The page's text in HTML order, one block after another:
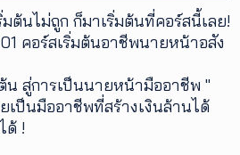
ต้นไม่ถูก ก็มาเริ่มต้นที่คอร์สนี้เลย!
คอร์สเริ่มต้นอาชีพนายหน้าอสัง
น สู่การเป็นนายหน้ามืออาชีพ "
ป็นมืออาชีพที่สร้างเงินล้านได้
ด้ !